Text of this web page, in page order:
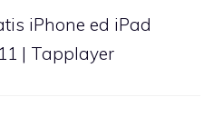
iPhone ed iPad
| Tapplayer